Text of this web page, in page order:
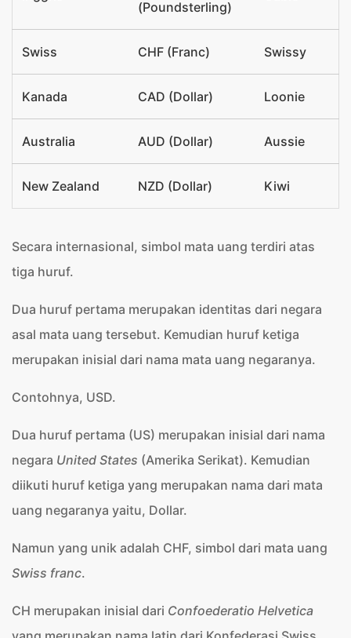
(Poundsterling)
Swiss CHF (Franc) Swissy
Kanada CAD (Dollar) Loonie
Australia AUD (Dollar) Aussie
New Zealand NZD (Dollar) Kiwi
Secara internasional, simbol mata uang terdiri atas
tiga huruf.
Dua huruf pertama merupakan identitas dari negara
asal mata uang tersebut. Kemudian huruf ketiga
merupakan inisial dari nama mata uang negaranya.
Contohnya, USD.
Dua huruf pertama (US) merupakan inisial dari nama
negara United States (Amerika Serikat). Kemudian
diikuti huruf ketiga yang merupakan nama dari mata
uang negaranya yaitu, Dollar.
Namun yang unik adalah CHF, simbol dari mata uang
Swiss franc.
CH merupakan inisial dari Confoederatio Helvetica